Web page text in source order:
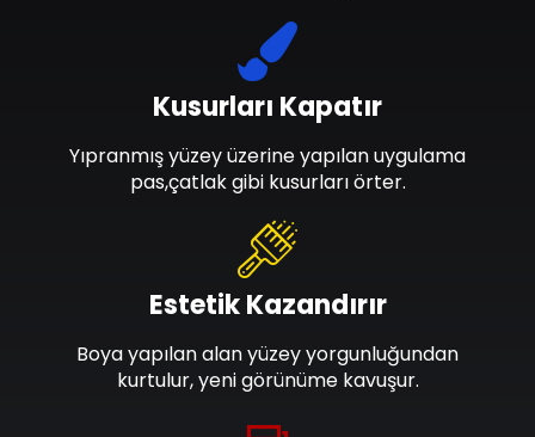
Estetik Kazandırır
Boya yapılan alan yüzey yorgunluğundan
kurtulur, yeni görünüme kavuşur.
Kusurları Kapatır
Yıpranmış yüzey üzerine yapılan uygulama
pas,çatlak gibi kusurları örter.